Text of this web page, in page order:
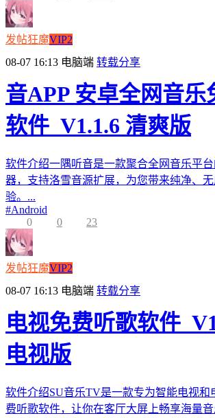
发帖狂魔VIP2
08-07 16:13 电脑端 转载分享
音APP 安卓全网音乐
软件_V1.1.6 清爽版
软件介绍一隅听音是一款聚合全网音乐平
器，支持洛雪音源扩展，为您带来纯净、
验。...
#Android
0
0 23
发帖狂魔VIP2
08-07 16:13 电脑端 转载分享
电视免费听歌软件
电视版
软件介绍SU音乐TV是一款专为智能电视和
费听歌软件，让你在客厅大屏上畅享海量